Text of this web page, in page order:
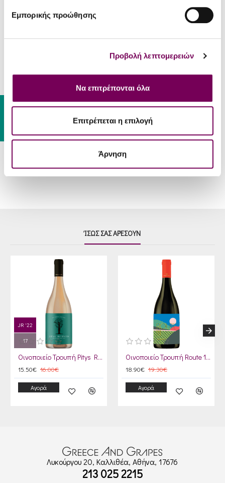
Εμπορικής προώθησης
Προβολή λεπτομερειών
Να επιτρέπονται όλα
Επιτρέπεται η επιλογή
Άρνηση
Βιολογικά
λευκές σάλτσες, κοτόπουλο
σχάρας, θαλασσινά, φρέσκα
απεριτίφ.
Σερβιρίσματος
9 – 12 °C
ΊΣΩΣ ΣΑΣ ΑΡΈΣΟΥΝ
JR '22
17
Οινοποιείο Τρουπή Pitys Ritinitis
15.50€ 16.00€
Αγορά
Οινοποιείο Τρουπή Route 111 2022
18.90€ 19.30€
Αγορά
Gift Card
Λυκούργου 20, Καλλιθέα, Αθήνα, 17676
213 025 2215